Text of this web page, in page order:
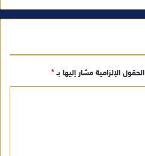
الحقول الإلزامية مشار إليها بـ*